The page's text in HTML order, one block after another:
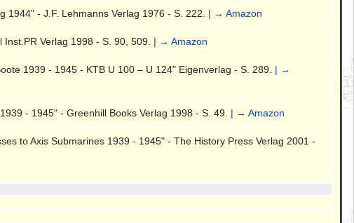
1944" - J.F. Lehmanns Verlag 1976 - S. 222. | → Amazon
Verlag 1998 - S. 90, 509. | → Amazon
1939 - 1945 - KTB U 100 – U 124" Eigenverlag - S. 289. | →
- 1945" - Greenhill Books Verlag 1998 - S. 49. | → Amazon
to Axis Submarines 1939 - 1945" - The History Press Verlag 2001 -